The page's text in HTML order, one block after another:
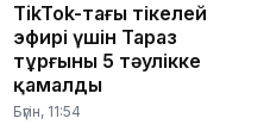
TikTok-тағы тікелей
эфирі үшін Тараз
тұрғыны 5 тәулікке
қамалды
Бүгін, 11:54